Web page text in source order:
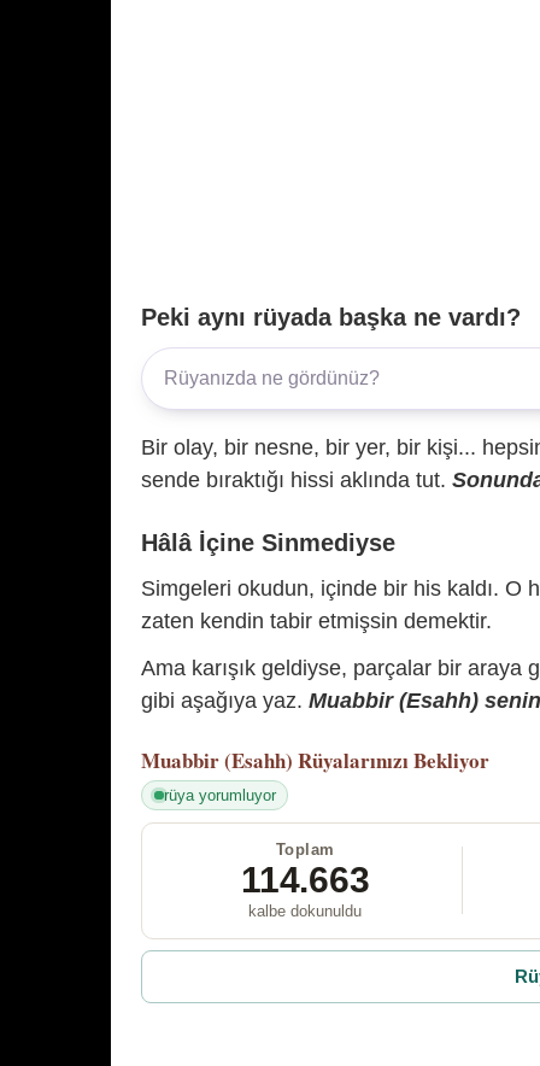
Peki aynı rüyada başka ne vardı?
Bir olay, bir nesne, bir yer, bir kişi...
sende bıraktığı hissi aklında tut.
Hâlâ İçine Sinmediyse
Simgeleri okudun, içinde bir his kaldı. O
zaten kendin tabir etmişsin demektir.
Ama karışık geldiyse, parçalar bir araya
gibi aşağıya yaz. Muabbir (Esahh)
Muabbir (Esahh) Rüyalarınızı Bekliyor
rüya yorumluyor
Toplam
114.663
kalbe dokunuldu